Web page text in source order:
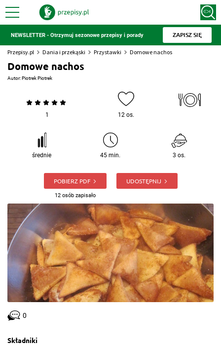
NEWSLETTER - Otrzymuj sezonowe przepisy i porady ZAPISZ SIĘ
Przepisy.pl Dania i przekąski Przystawki Domowe nachos
Domowe nachos
Autor:Piotrek Piotrek
1 12 os.
średnie 45 min. 3 os.
POBIERZ PDF
12 osób zapisało
UDOSTĘPNIJ
0
Składniki